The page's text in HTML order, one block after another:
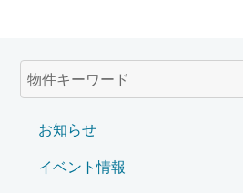
お知らせ
イベント情報